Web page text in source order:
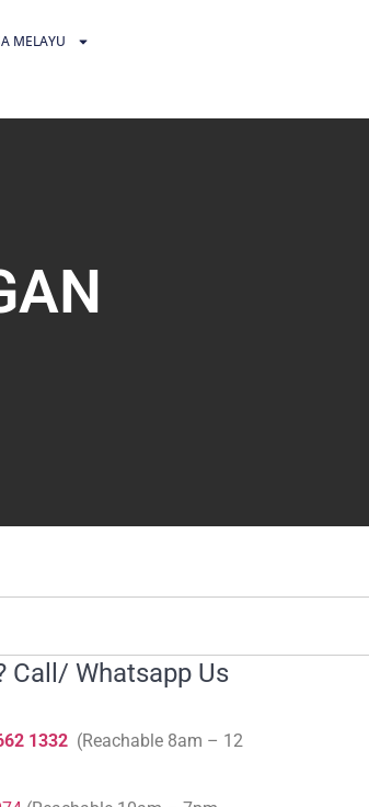
MELAYU
Call/ Whatsapp Us
1332 (Reachable 8am – 12